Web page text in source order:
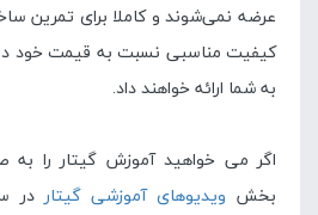
عرضه نمی‌شوند و کاملا برای تمرین
کیفیت مناسبی نسبت به قیمت خود
به شما ارائه خواهند داد.
اگر می خواهید آموزش گیتار را به
بخش ویدیوهای آموزشی گیتاردر